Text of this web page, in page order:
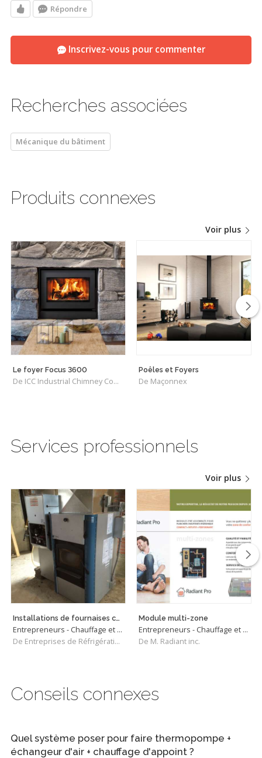
Répondre
Inscrivez-vous pour commenter
Recherches associées
Mécanique du bâtiment
Produits connexes
Voir plus
Le foyer Focus 3600
De ICC Industrial Chimney Company Inc.
Poêles et Foyers
De Maçonnex
Services professionnels
Voir plus
Installations de fournaises combinés au bois et électrique
Entrepreneurs - Chauffage et Climatisation
De Entreprises de Réfrigération et Climatisation Claude Bédard (1995) Inc
Module multi-zone
Entrepreneurs - Chauffage et Climatisation
De M. Radiant inc.
Conseils connexes
Quel système poser pour faire thermopompe +
échangeur d'air + chauffage d'appoint ?